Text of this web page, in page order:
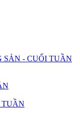
- CUỐI TUẦN
TUẦN